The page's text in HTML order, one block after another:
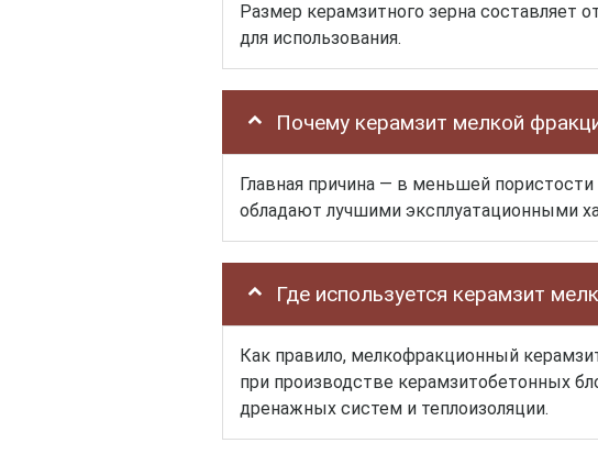
Размер керамзитного зерна составляет
для использования.
Почему керамзит мелкой
Главная причина — в меньшей
обладают лучшими эксплуатационными
Где используется керамзит
Как правило, мелкофракционный
при производстве керамзитобетонных
дренажных систем и теплоизоляции.